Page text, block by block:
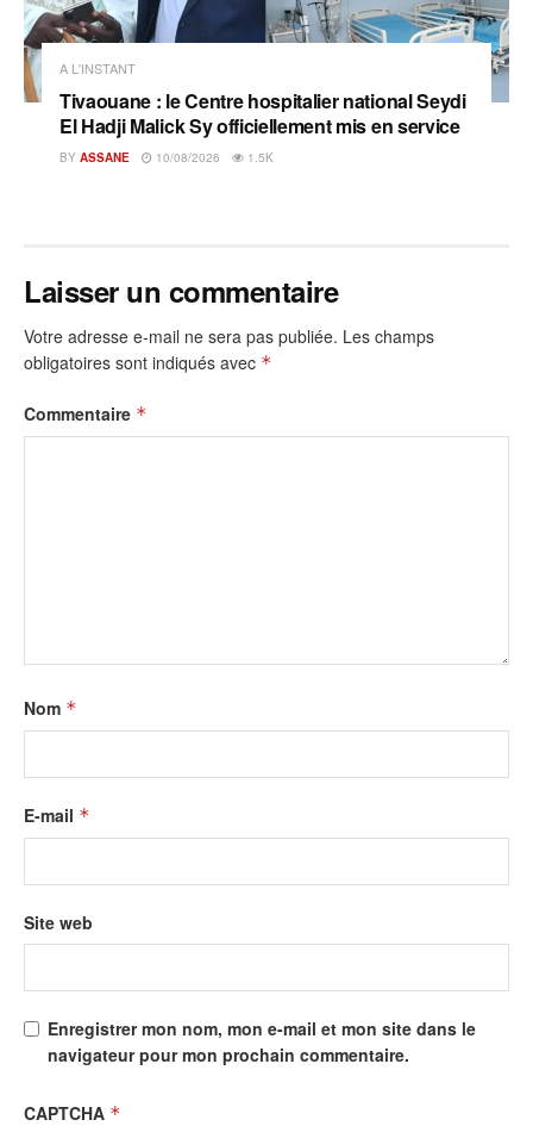
A L'INSTANT
Tivaouane : le Centre hospitalier national Seydi
El Hadji Malick Sy officiellement mis en service
BY ASSANE 10/08/2026 1.5K
Laisser un commentaire
Votre adresse e-mail ne sera pas publiée. Les champs
obligatoires sont indiqués avec *
Commentaire *
Nom *
E-mail *
Site web
Enregistrer mon nom, mon e-mail et mon site dans le
navigateur pour mon prochain commentaire.
CAPTCHA *